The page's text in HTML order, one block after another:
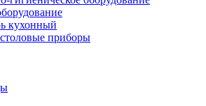
кухонный
приборы